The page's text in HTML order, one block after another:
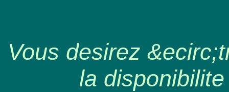
Vous desirez
la